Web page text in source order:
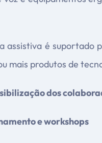
assistiva é suportado
mais produtos de
dos
e workshops